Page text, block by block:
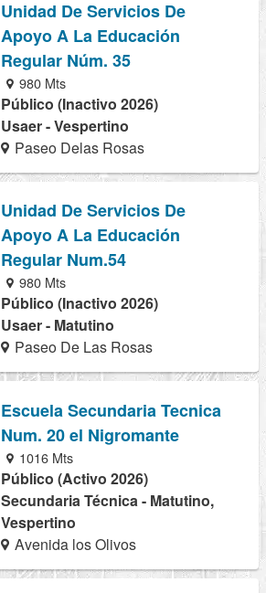
Unidad De Servicios De
Apoyo A La Educación
Regular Núm. 35
980 Mts
Público (Inactivo 2026)
Usaer - Vespertino
Paseo Delas Rosas
Unidad De Servicios De
Apoyo A La Educación
Regular Num.54
980 Mts
Público (Inactivo 2026)
Usaer - Matutino
Paseo De Las Rosas
Escuela Secundaria Tecnica
Num. 20 el Nigromante
1016 Mts
Público (Activo 2026)
Secundaria Técnica - Matutino,
Vespertino
Avenida los Olivos